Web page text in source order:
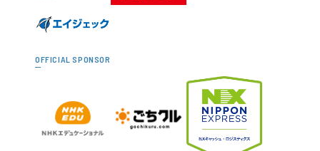
OFFICIAL SPONSOR